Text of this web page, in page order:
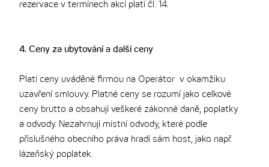
rezervace v termínech akcí platí čl. 14.
4. Ceny za ubytování a další ceny
Platí ceny uváděné firmou na Operátor v okamžiku
uzavření smlouvy. Platné ceny se rozumí jako celkové
ceny brutto a obsahují veškeré zákonné daně, poplatky
a odvody. Nezahrnují místní odvody, které podle
příslušného obecního práva hradí sám host, jako např.
lázeňský poplatek.